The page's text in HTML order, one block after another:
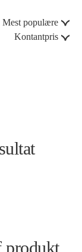
Mest populære
Kontantpris
produkt